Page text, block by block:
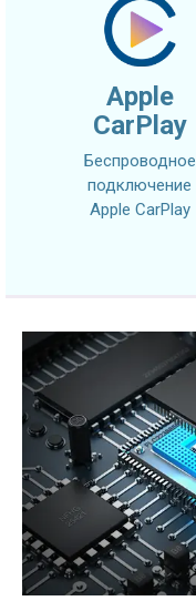
Apple
CarPlay
Беспроводное
подключение
Apple CarPlay